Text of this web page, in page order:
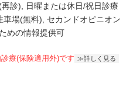
診)
日曜または休日/祝日診療
車場(無料)
セカンドオピニオン
めの情報提供可
療(保険適用外)です 詳しく見る